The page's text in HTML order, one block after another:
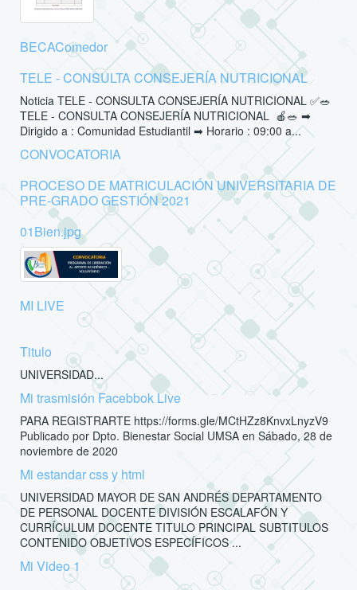
BECAComedor
TELE - CONSULTA CONSEJERÍA NUTRICIONAL
Noticia TELE - CONSULTA CONSEJERÍA NUTRICIONAL ✅🥗
TELE - CONSULTA CONSEJERÍA NUTRICIONAL 🍎🥗 ➡
Dirigido a : Comunidad Estudiantil ➡ Horario : 09:00 a...
CONVOCATORIA
PROCESO DE MATRICULACIÓN UNIVERSITARIA DE
PRE-GRADO GESTIÓN 2021
01Bien.jpg
MI LIVE
Titulo
UNIVERSIDAD...
Mi trasmisión Facebbok Live
PARA REGISTRARTE https://forms.gle/MCtHZz8KnvxLnyzV9
Publicado por Dpto. Bienestar Social UMSA en Sábado, 28 de
noviembre de 2020
Mi estandar css y html
UNIVERSIDAD MAYOR DE SAN ANDRÉS DEPARTAMENTO
DE PERSONAL DOCENTE DIVISIÓN ESCALAFÓN Y
CURRÍCULUM DOCENTE TITULO PRINCIPAL SUBTITULOS
CONTENIDO OBJETIVOS ESPECÍFICOS ...
Mi Video 1